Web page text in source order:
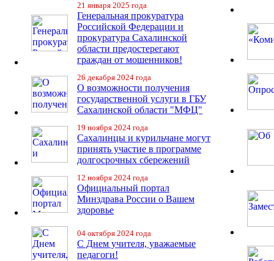
21 января 2025 года
Генеральная прокуратура
Российской Федерации и
прокуратура Сахалинской
области предостерегают
граждан от мошенников!
26 декабря 2024 года
О возможности получения
государственной услуги в ГБУ
Сахалинской области "МФЦ"
19 ноября 2024 года
Сахалинцы и курильчане могут
принять участие в программе
долгосрочных сбережений
12 ноября 2024 года
Официальный портал
Минздрава России о Вашем
здоровье
04 октября 2024 года
С Днем учителя, уважаемые
педагоги!